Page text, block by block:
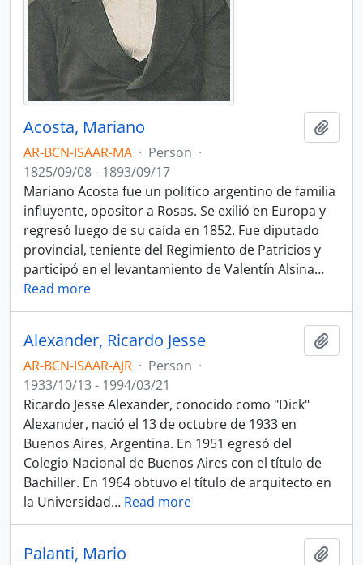
Acosta, Mariano
AR-BCN-ISAAR-MA · Person ·
1825/09/08 - 1893/09/17
Mariano Acosta fue un político argentino de familia
influyente, opositor a Rosas. Se exilió en Europa y
regresó luego de su caída en 1852. Fue diputado
provincial, teniente del Regimiento de Patricios y
participó en el levantamiento de Valentín Alsina…
Read more
Alexander, Ricardo Jesse
AR-BCN-ISAAR-AJR · Person ·
1933/10/13 - 1994/03/21
Ricardo Jesse Alexander, conocido como "Dick"
Alexander, nació el 13 de octubre de 1933 en
Buenos Aires, Argentina. En 1951 egresó del
Colegio Nacional de Buenos Aires con el título de
Bachiller. En 1964 obtuvo el título de arquitecto en
la Universidad… Read more
Palanti, Mario